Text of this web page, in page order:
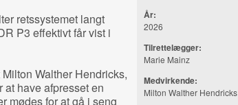
retssystemet langt
P3 effektivt får vist i
Walther Hendricks,
at have afpresset en
mødes for at gå i seng
År:
2026
Tilrettelægger:
Marie Mainz
Medvirkende:
Milton Walther Hendricks